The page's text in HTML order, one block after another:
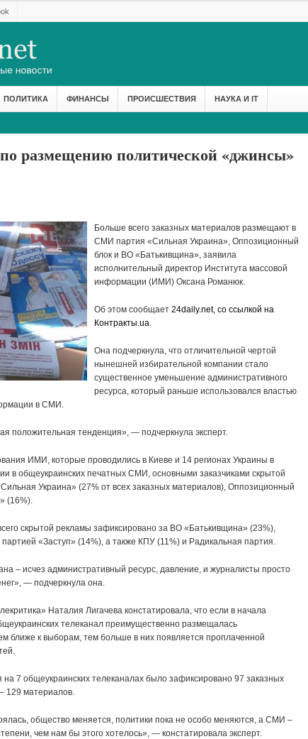
ПОЛИТИКА ФИНАНСЫ ПРОИСШЕСТВИЯ НАУКА И IT
размещению политической «джинсы»
Больше всего заказных материалов размещают в
СМИ партия «Сильная Украина», Оппозиционный
блок и ВО «Батькивщина», заявила
исполнительный директор Института массовой
информации (ИМИ) Оксана Романюк.
Об этом сообщает 24daily.net,со ссылкой на
Контракты.ua.
Она подчеркнула, что отличительной чертой
нынешней избирательной компании стало
существенное уменьшение административного
ресурса, который раньше использовался властью
в СМИ.
положительная тенденция», — подчеркнула эксперт.
ИМИ, которые проводились в Киеве и 14 регионах Украины в
в общеукраинских печатных СМИ, основными заказчиками скрытой
Украина» (27% от всех заказных материалов), Оппозиционный
(16%).
скрытой рекламы зафиксировано за ВО «Батькивщина» (23%),
«Заступ» (14%), а также КПУ (11%) и Радикальная партия.
– исчез административный ресурс, давление, и журналисты просто
— подчеркнула она.
Наталия Лигачева констатировала, что если в начала
телеканал преимущественно размещалась
ближе к выборам, тем больше в них появляется проплаченной
на 7 общеукраинских телеканалах было зафиксировано 97 заказных
129 материалов.
общество меняется, политики пока не особо меняются, а СМИ –
чем нам бы этого хотелось», — констатировала эксперт.